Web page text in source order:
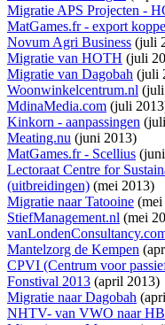
Migratie APS Projecten -
MatGames.fr - export
Novum Agri Business (juli
Migratie van HOTH (juli
Migratie van Dagobah (juli
Woonwinkelcentrum.nl
MdinaMedia.com (juli
Kinkorn - aanpassingen
Meating.nu (juni 2013)
MatGames.fr - Scellius
Lectoraat Centre for
(uitbreidingen) (mei 2013)
Migratie naar Tatooine
StiefManagement.nl (mei
Mantelzorg de Kempen
CPVI (Centrum voor
Fonstival 2013 (april 2013)
Migratie naar Dagobah
NHTV- van VWO naar